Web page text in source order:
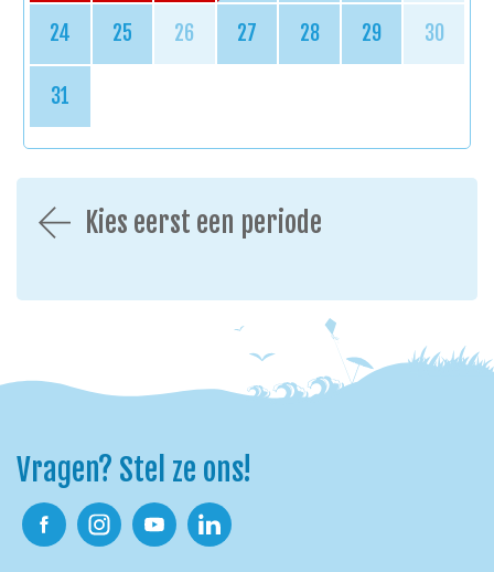
24 25 26 27 28 29 30
31
Kies eerst een periode
Vragen? Stel ze ons!